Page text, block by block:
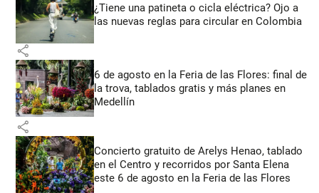
¿Tiene una patineta o cicla eléctrica? Ojo a
las nuevas reglas para circular en Colombia
share
6 de agosto en la Feria de las Flores: final de
la trova, tablados gratis y más planes en
Medellín
share
Concierto gratuito de Arelys Henao, tablado
en el Centro y recorridos por Santa Elena
este 6 de agosto en la Feria de las Flores